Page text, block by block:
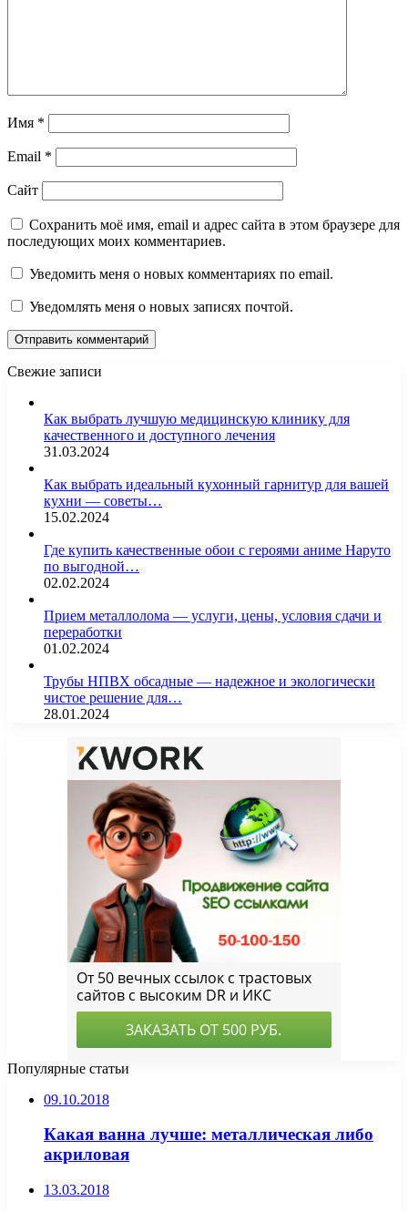
Имя *
Email *
Сайт
Сохранить моё имя, email и адрес сайта в этом браузере для
последующих моих комментариев.
Уведомить меня о новых комментариях по email.
Уведомлять меня о новых записях почтой.
Свежие записи
Как выбрать лучшую медицинскую клинику для
качественного и доступного лечения
31.03.2024
Как выбрать идеальный кухонный гарнитур для вашей
кухни — советы…
15.02.2024
Где купить качественные обои с героями аниме Наруто
по выгодной…
02.02.2024
Прием металлолома — услуги, цены, условия сдачи и
переработки
01.02.2024
Трубы НПВХ обсадные — надежное и экологически
чистое решение для…
28.01.2024
Популярные статьи
09.10.2018
Какая ванна лучше: металлическая либо
акриловая
13.03.2018